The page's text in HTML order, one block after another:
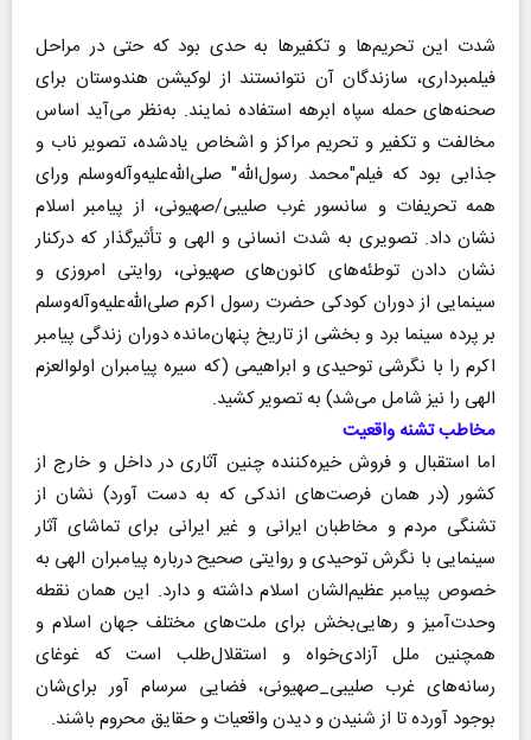
شدت این تحریم‌ها و تکفیر‌ها به حدی بود که حتی در مراحل
فیلمبرداری، سازندگان آن نتوانستند از لوکیشن هندوستان برای
صحنه‌های حمله سپاه ابرهه استفاده نمایند. به‌نظر می‌آید اساس
مخالفت و تکفیر و تحریم مراکز و اشخاص یادشده، تصویر ناب و
جذابی بود که فیلم"محمد رسول‌الله" صلی‌الله‌علیه‌و‌آله‌وسلم ورای
همه تحریفات و سانسور غرب صلیبی/صهیونی، از پیامبر اسلام
نشان داد. تصویری به شدت انسانی و الهی و تأثیرگذار که درکنار
نشان دادن توطئه‌های کانون‌های صهیونی، روایتی امروزی و
سینمایی از دوران کودکی حضرت رسول اکرم صلی‌الله‌علیه‌و‌آله‌وسلم
بر پرده سینما برد و بخشی از تاریخ پنهان‌مانده دوران زندگی پیامبر
اکرم را با نگرشی توحیدی و ابراهیمی (که سیره پیامبران اولوالعزم
الهی را نیز شامل می‌شد) به تصویر کشید.
مخاطب تشنه‌ واقعیت
اما استقبال و فروش خیره‌کننده‌ چنین آثاری در داخل و خارج از
کشور (در همان فرصت‌های اندکی که به دست آورد) نشان از
تشنگی مردم و مخاطبان ایرانی و غیر ایرانی برای تماشای آثار
سینمایی با نگرش توحیدی و روایتی صحیح درباره پیامبران الهی به
خصوص پیامبر عظیم‌الشان اسلام داشته و دارد. این همان نقطه
وحدت‌آمیز و رهایی‌بخش برای ملت‌های مختلف جهان اسلام و
همچنین ملل آزادی‌خواه و استقلال‌طلب است که غوغای
رسانه‌های غرب صلیبی_صهیونی، فضایی سرسام آور برای‌شان
بوجود آورده تا از شنیدن و دیدن واقعیات و حقایق محروم باشند.